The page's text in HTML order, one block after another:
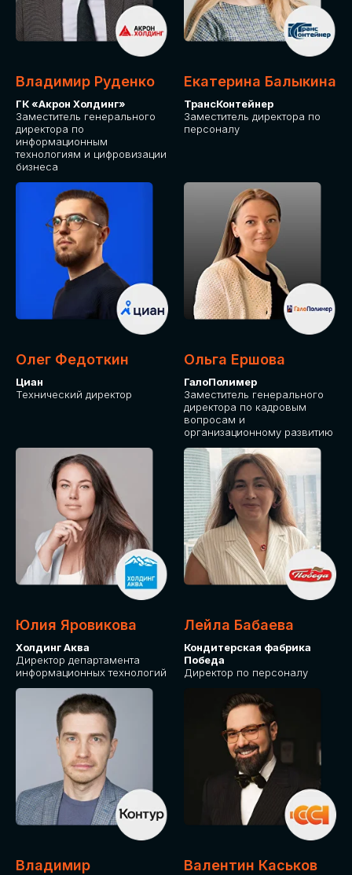
Владимир Руденко
ГК «Акрон Холдинг»
Заместитель генерального
директора по
информационным
технологиям и цифровизации
бизнеса
Екатерина Балыкина
ТрансКонтейнер
Заместитель директора по
персоналу
Олег Федоткин
Циан
Технический директор
Ольга Ершова
ГалоПолимер
Заместитель генерального
директора по кадровым
вопросам и
организационному развитию
Юлия Яровикова
Холдинг Аква
Директор департамента
информационных технологий
Лейла Бабаева
Кондитерская фабрика
Победа
Директор по персоналу
Владимир
Валентин Каськов